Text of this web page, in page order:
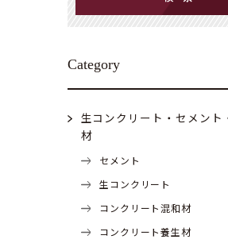
Category
生コンクリート・セメント
材
セメント
生コンクリート
コンクリート混和材
コンクリート養生材